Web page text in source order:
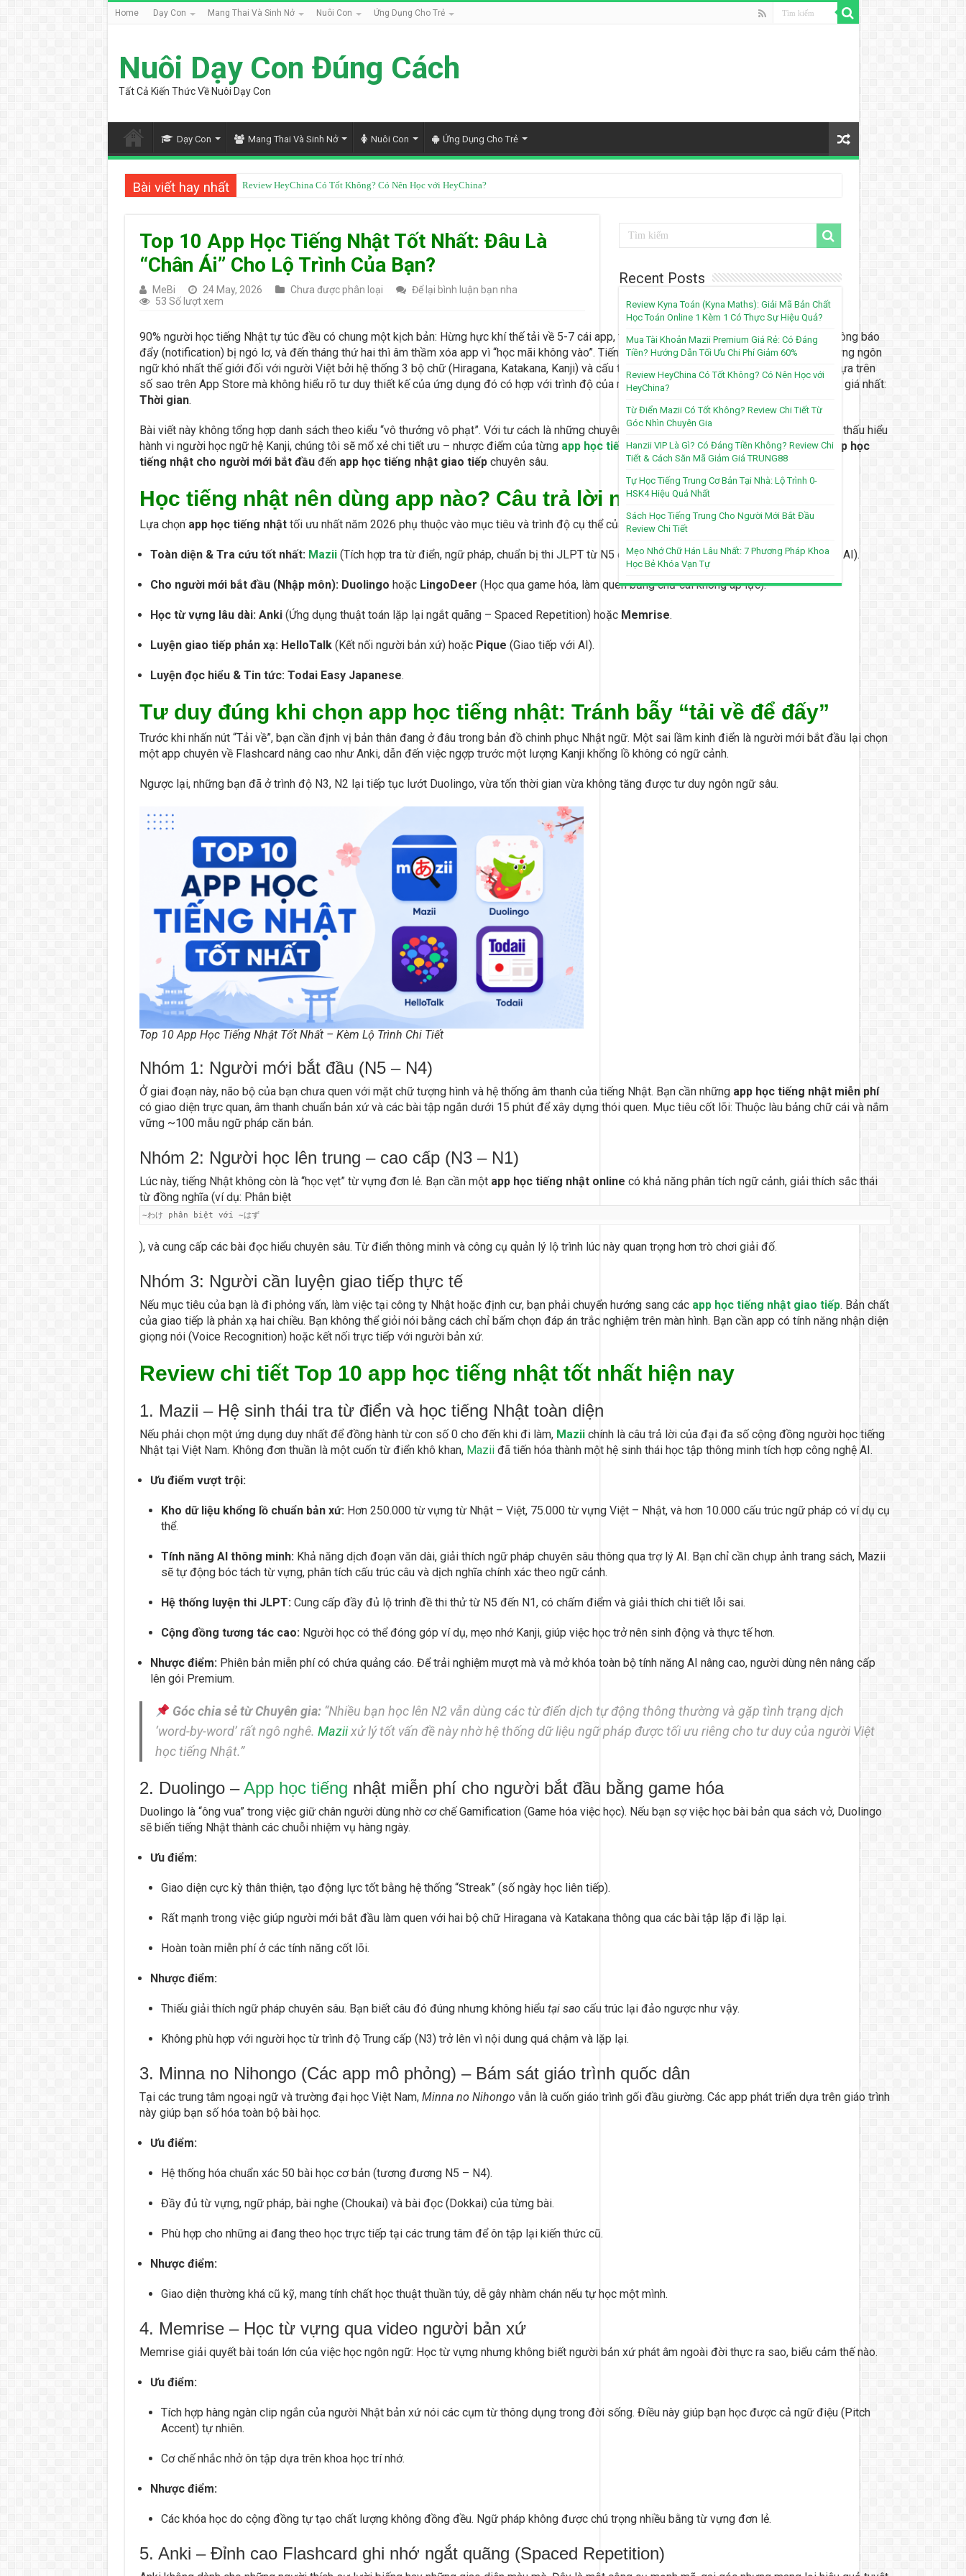
Home Dạy Con Mang Thai Và Sinh Nở Nuôi Con Ứng Dụng Cho Trẻ
Nuôi Dạy Con Đúng Cách
Tất Cả Kiến Thức Về Nuôi Dạy Con
Dạy Con Mang Thai Và Sinh Nở Nuôi Con Ứng Dụng Cho Trẻ
Bài viết hay nhất Từ Điển Mazii Có Tốt Không? Review Chi Tiết Từ Góc Nhìn Chuyên Gia
Top 10 App Học Tiếng Nhật Tốt Nhất: Đâu Là
“Chân Ái” Cho Lộ Trình Của Bạn?
MeBi 24 May, 2026 Chưa được phân loại
Để lại bình luận bạn nha
53 Số lượt xem
90% người học tiếng Nhật tự túc đều có chung một kịch bản: Hừng hực khí thế tải về 5-7 cái app, tuần đầu chăm chỉ điểm danh, tuần thứ hai thông báo
đẩy (notification) bị ngó lơ, và đến tháng thứ hai thì âm thầm xóa app vì “học mãi không vào”. Tiếng Nhật vốn được mệnh danh là một trong những ngôn
ngữ khó nhất thế giới đối với người Việt bởi hệ thống 3 bộ chữ (Hiragana, Katakana, Kanji) và cấu trúc ngữ pháp ngược. Nếu bạn chỉ chọn app dựa trên
số sao trên App Store mà không hiểu rõ tư duy thiết kế của ứng dụng đó có hợp với trình độ của mình không, bạn đang lãng phí tài nguyên quý giá nhất:
Thời gian.
Bài viết này không tổng hợp danh sách theo kiểu “vô thưởng vô phạt”. Với tư cách là những chuyên gia có hơn 10 năm kinh nghiệm trong ngành thấu hiểu
hành vi người học ngữ hệ Kanji, chúng tôi sẽ mổ xẻ chi tiết ưu – nhược điểm của từng app học tiếng nhật,phân loại theo đúng mục tiêu, từapp học
tiếng nhật cho người mới bắt đầuđến app học tiếng nhật giao tiếpchuyên sâu.
Học tiếng nhật nên dùng app nào? Câu trả lời nhanh cho bạn
Lựa chọn app học tiếng nhậttối ưu nhất năm 2026 phụ thuộc vào mục tiêu và trình độ cụ thể của người học:
Toàn diện & Tra cứu tốt nhất: Mazii (Tích hợp tra từ điển, ngữ pháp, chuẩn bị thi JLPT từ N5 đến N1, có tính năng dịch ảnh/màn hình bằng AI).
Cho người mới bắt đầu (Nhập môn): Duolingo hoặc LingoDeer (Học qua game hóa, làm quen bảng chữ cái không áp lực).
Học từ vựng lâu dài: Anki(Ứng dụng thuật toán lặp lại ngắt quãng – Spaced Repetition) hoặc Memrise.
Luyện giao tiếp phản xạ: HelloTalk(Kết nối người bản xứ) hoặc Pique (Giao tiếp với AI).
Luyện đọc hiểu & Tin tức: Todai Easy Japanese.
Tư duy đúng khi chọn app học tiếng nhật: Tránh bẫy “tải về để đấy”
Trước khi nhấn nút “Tải về”, bạn cần định vị bản thân đang ở đâu trong bản đồ chinh phục Nhật ngữ. Một sai lầm kinh điển là người mới bắt đầu lại chọn
một app chuyên về Flashcard nâng cao như Anki, dẫn đến việc ngợp trước một lượng Kanji khổng lồ không có ngữ cảnh.
Ngược lại, những bạn đã ở trình độ N3, N2 lại tiếp tục lướt Duolingo, vừa tốn thời gian vừa không tăng được tư duy ngôn ngữ sâu.
Top 10 App Học Tiếng Nhật Tốt Nhất – Kèm Lộ Trình Chi Tiết
Nhóm 1: Người mới bắt đầu (N5 – N4)
Ở giai đoạn này, não bộ của bạn chưa quen với mặt chữ tượng hình và hệ thống âm thanh của tiếng Nhật. Bạn cần những app học tiếng nhật miễn phí
có giao diện trực quan, âm thanh chuẩn bản xứ và các bài tập ngắn dưới 15 phút để xây dựng thói quen. Mục tiêu cốt lõi: Thuộc làu bảng chữ cái và nắm
vững ~100 mẫu ngữ pháp căn bản.
Nhóm 2: Người học lên trung – cao cấp (N3 – N1)
Lúc này, tiếng Nhật không còn là “học vẹt” từ vựng đơn lẻ. Bạn cần một app học tiếng nhật online có khả năng phân tích ngữ cảnh, giải thích sắc thái
từ đồng nghĩa (ví dụ: Phân biệt
~わけ phân biệt với ~はず
), và cung cấp các bài đọc hiểu chuyên sâu. Từ điển thông minh và công cụ quản lý lộ trình lúc này quan trọng hơn trò chơi giải đố.
Nhóm 3: Người cần luyện giao tiếp thực tế
Nếu mục tiêu của bạn là đi phỏng vấn, làm việc tại công ty Nhật hoặc định cư, bạn phải chuyển hướng sang các app học tiếng nhật giao tiếp. Bản chất
của giao tiếp là phản xạ hai chiều. Bạn không thể giỏi nói bằng cách chỉ bấm chọn đáp án trắc nghiệm trên màn hình. Bạn cần app có tính năng nhận diện
giọng nói (Voice Recognition) hoặc kết nối trực tiếp với người bản xứ.
Review chi tiết Top 10 app học tiếng nhật tốt nhất hiện nay
1. Mazii – Hệ sinh thái tra từ điển và học tiếng Nhật toàn diện
Nếu phải chọn một ứng dụng duy nhất để đồng hành từ con số 0 cho đến khi đi làm, Mazii chính là câu trả lời của đại đa số cộng đồng người học tiếng
Nhật tại Việt Nam. Không đơn thuần là một cuốn từ điển khô khan, Maziiđã tiến hóa thành một hệ sinh thái học tập thông minh tích hợp công nghệ AI.
Ưu điểm vượt trội:
Kho dữ liệu khổng lồ chuẩn bản xứ:Hơn 250.000 từ vựng từ Nhật – Việt, 75.000 từ vựng Việt – Nhật, và hơn 10.000 cấu trúc ngữ pháp có ví dụ cụ
thể.
Tính năng AI thông minh:Khả năng dịch đoạn văn dài, giải thích ngữ pháp chuyên sâu thông qua trợ lý AI. Bạn chỉ cần chụp ảnh trang sách, Mazii
sẽ tự động bóc tách từ vựng, phân tích cấu trúc câu và dịch nghĩa chính xác theo ngữ cảnh.
Hệ thống luyện thi JLPT:Cung cấp đầy đủ lộ trình đề thi thử từ N5 đến N1, có chấm điểm và giải thích chi tiết lỗi sai.
Cộng đồng tương tác cao:Người học có thể đóng góp ví dụ, mẹo nhớ Kanji, giúp việc học trở nên sinh động và thực tế hơn.
Nhược điểm:Phiên bản miễn phí có chứa quảng cáo. Để trải nghiệm mượt mà và mở khóa toàn bộ tính năng AI nâng cao, người dùng nên nâng cấp
lên gói Premium.
Góc chia sẻ từ Chuyên gia: “Nhiều bạn học lên N2 vẫn dùng các từ điển dịch tự động thông thường và gặp tình trạng dịch
‘word-by-word’ rất ngô nghê. Maziixử lý tốt vấn đề này nhờ hệ thống dữ liệu ngữ pháp được tối ưu riêng cho tư duy của người Việt
học tiếng Nhật.”
2. Duolingo –App học tiếng nhật miễn phí cho người bắt đầu bằng game hóa
Duolingo là “ông vua” trong việc giữ chân người dùng nhờ cơ chế Gamification (Game hóa việc học). Nếu bạn sợ việc học bài bản qua sách vở, Duolingo
sẽ biến tiếng Nhật thành các chuỗi nhiệm vụ hàng ngày.
Ưu điểm:
Giao diện cực kỳ thân thiện, tạo động lực tốt bằng hệ thống “Streak” (số ngày học liên tiếp).
Rất mạnh trong việc giúp người mới bắt đầu làm quen với hai bộ chữ Hiragana và Katakana thông qua các bài tập lặp đi lặp lại.
Hoàn toàn miễn phí ở các tính năng cốt lõi.
Nhược điểm:
Thiếu giải thích ngữ pháp chuyên sâu. Bạn biết câu đó đúng nhưng không hiểu tại sao cấu trúc lại đảo ngược như vậy.
Không phù hợp với người học từ trình độ Trung cấp (N3) trở lên vì nội dung quá chậm và lặp lại.
3. Minna no Nihongo (Các app mô phỏng) – Bám sát giáo trình quốc dân
Tại các trung tâm ngoại ngữ và trường đại học Việt Nam, Minna no Nihongo vẫn là cuốn giáo trình gối đầu giường. Các app phát triển dựa trên giáo trình
này giúp bạn số hóa toàn bộ bài học.
Ưu điểm:
Hệ thống hóa chuẩn xác 50 bài học cơ bản (tương đương N5 – N4).
Đầy đủ từ vựng, ngữ pháp, bài nghe (Choukai) và bài đọc (Dokkai) của từng bài.
Phù hợp cho những ai đang theo học trực tiếp tại các trung tâm để ôn tập lại kiến thức cũ.
Nhược điểm:
Giao diện thường khá cũ kỹ, mang tính chất học thuật thuần túy, dễ gây nhàm chán nếu tự học một mình.
4. Memrise – Học từ vựng qua video người bản xứ
Memrise giải quyết bài toán lớn của việc học ngôn ngữ: Học từ vựng nhưng không biết người bản xứ phát âm ngoài đời thực ra sao, biểu cảm thế nào.
Ưu điểm:
Tích hợp hàng ngàn clip ngắn của người Nhật bản xứ nói các cụm từ thông dụng trong đời sống. Điều này giúp bạn học được cả ngữ điệu (Pitch
Accent) tự nhiên.
Cơ chế nhắc nhở ôn tập dựa trên khoa học trí nhớ.
Nhược điểm:
Các khóa học do cộng đồng tự tạo chất lượng không đồng đều. Ngữ pháp không được chú trọng nhiều bằng từ vựng đơn lẻ.
5. Anki – Đỉnh cao Flashcard ghi nhớ ngắt quãng (Spaced Repetition)
Recent Posts
Review Kyna Toán (Kyna Maths): Giải Mã Bản Chất
Học Toán Online 1 Kèm 1 Có Thực Sự Hiệu Quả?
Mua Tài Khoản Mazii Premium Giá Rẻ: Có Đáng
Tiền? Hướng Dẫn Tối Ưu Chi Phí Giảm 60%
Review HeyChina Có Tốt Không? Có Nên Học với
HeyChina?
Từ Điển Mazii Có Tốt Không? Review Chi Tiết Từ
Góc Nhìn Chuyên Gia
Hanzii VIP Là Gì? Có Đáng Tiền Không? Review Chi
Tiết & Cách Săn Mã Giảm Giá TRUNG88
Tự Học Tiếng Trung Cơ Bản Tại Nhà: Lộ Trình 0-
HSK4 Hiệu Quả Nhất
Sách Học Tiếng Trung Cho Người Mới Bắt Đầu
Review Chi Tiết
Mẹo Nhớ Chữ Hán Lâu Nhất: 7 Phương Pháp Khoa
Học Bẻ Khóa Vạn Tự